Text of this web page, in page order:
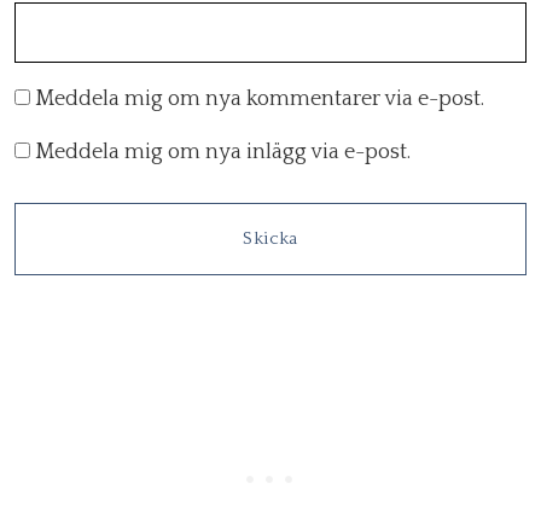
Meddela mig om nya kommentarer via e-post.
Meddela mig om nya inlägg via e-post.